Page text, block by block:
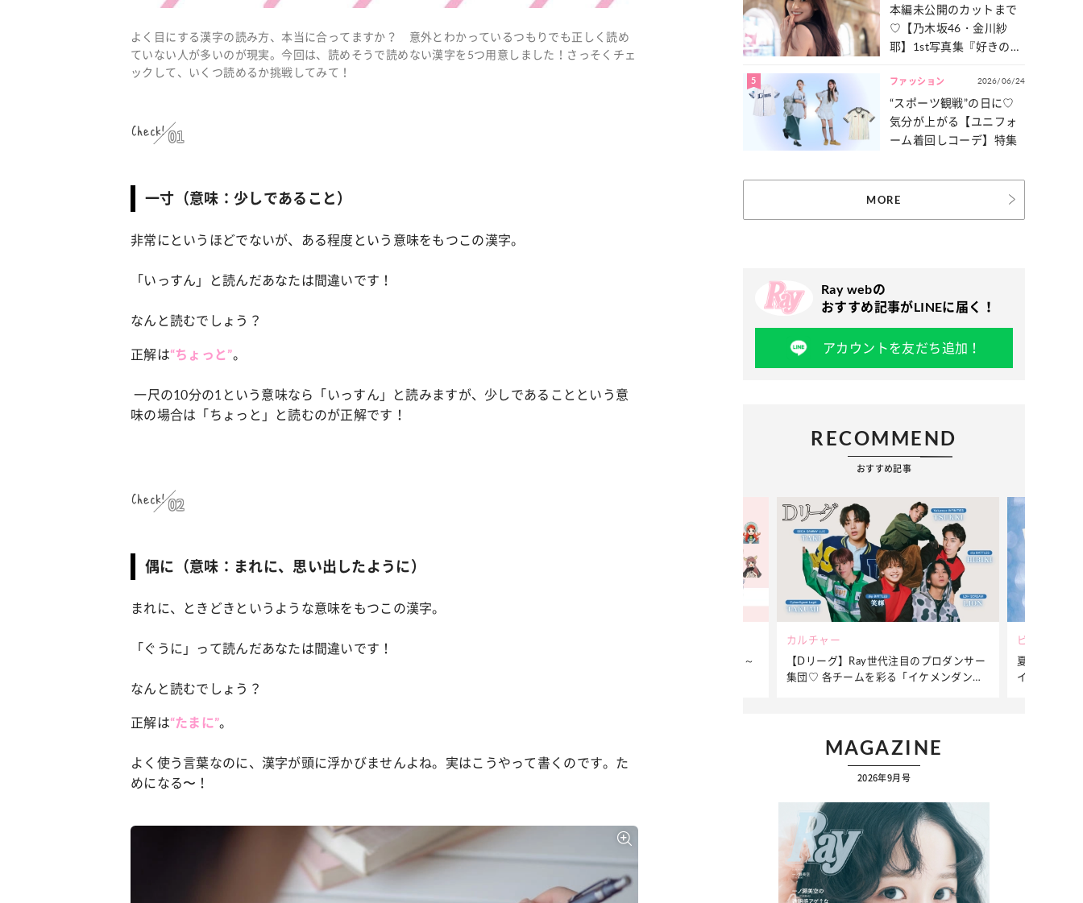
よく目にする漢字の読み方、本当に合ってますか？ 意外とわかっているつもりでも正しく読め
ていない人が多いのが現実。今回は、読めそうで読めない漢字を5つ用意しました！さっそくチェ
ックして、いくつ読めるか挑戦してみて！
Check! 01
一寸（意味：少しであること）
非常にというほどでないが、ある程度という意味をもつこの漢字。
「いっすん」と読んだあなたは間違いです！
なんと読むでしょう？
正解は“ちょっと”。
一尺の10分の1という意味なら「いっすん」と読みますが、少しであることという意
味の場合は「ちょっと」と読むのが正解です！
Check! 02
偶に（意味：まれに、思い出したように）
まれに、ときどきというような意味をもつこの漢字。
「ぐうに」って読んだあなたは間違いです！
なんと読むでしょう？
正解は“たまに”。
よく使う言葉なのに、漢字が頭に浮かびませんよね。実はこうやって書くのです。た
めになる〜！
本編未公開のカットまで
♡【乃木坂46・金川紗
耶】1st写真集『好きのグ
たっぷりとお届け！
5 ファッション 2026/06/24
“スポーツ観戦”の日に♡
気分が上がる【ユニフォ
ーム着回しコーデ】特集
MORE
Ray webの
おすすめ記事がLINEに届く！
アカウントを友だち追加！
RECOMMEND
おすすめ記事
カルチャー 占い
【Dリーグ】Ray世代注目のプロダンサー
ビューティー
夏だからこそ“水分”が大切！くずれないメ
イクをつくる【保湿ケア】アイテム3選
ファッション
簡単アレン
ぷりの【そ
MAGAZINE
2026年9月号